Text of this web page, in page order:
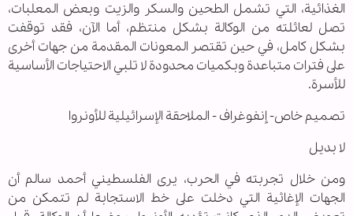
الغذائية، التي تشمل الطحين والسكر والزيت وبعض المعلبات،
تصل لعائلته من الوكالة بشكل منتظم، أما الآن، فقد توقفت
بشكل كامل، في حين تقتصر المعونات المقدمة من جهات أخرى
على فترات متباعدة وبكميات محدودة لا تلبي الاحتياجات الأساسية
للأسرة.
تصميم خاص- إنفوغراف - الملاحقة الإسرائيلية للأونروا
لا بديل
ومن خلال تجربته في الحرب، يرى الفلسطيني أحمد سالم أن
الجهات الإغاثية التي دخلت على خط الاستجابة لم تتمكن من